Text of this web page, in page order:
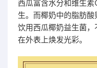
西瓜富含水分和维生
生。而椰奶中的脂肪
饮用西瓜椰奶益生菌
在外表上焕发光彩。